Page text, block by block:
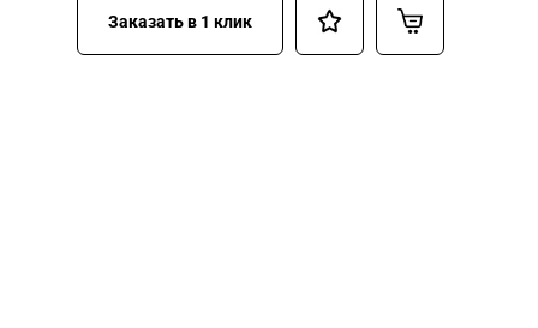
Заказать в 1 клик